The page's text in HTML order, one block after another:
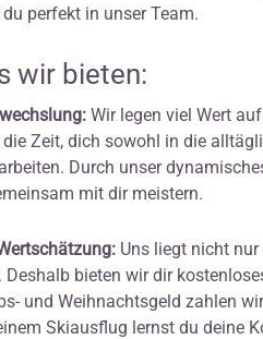
perfekt in unser Team.
wir bieten:
Wir legen viel Wert
die Zeit, dich sowohl in die
Durch unser
mit dir meistern.
Uns liegt nicht
Deshalb bieten wir dir
und Weihnachtsgeld zahlen
Skiausflug lernst du deine